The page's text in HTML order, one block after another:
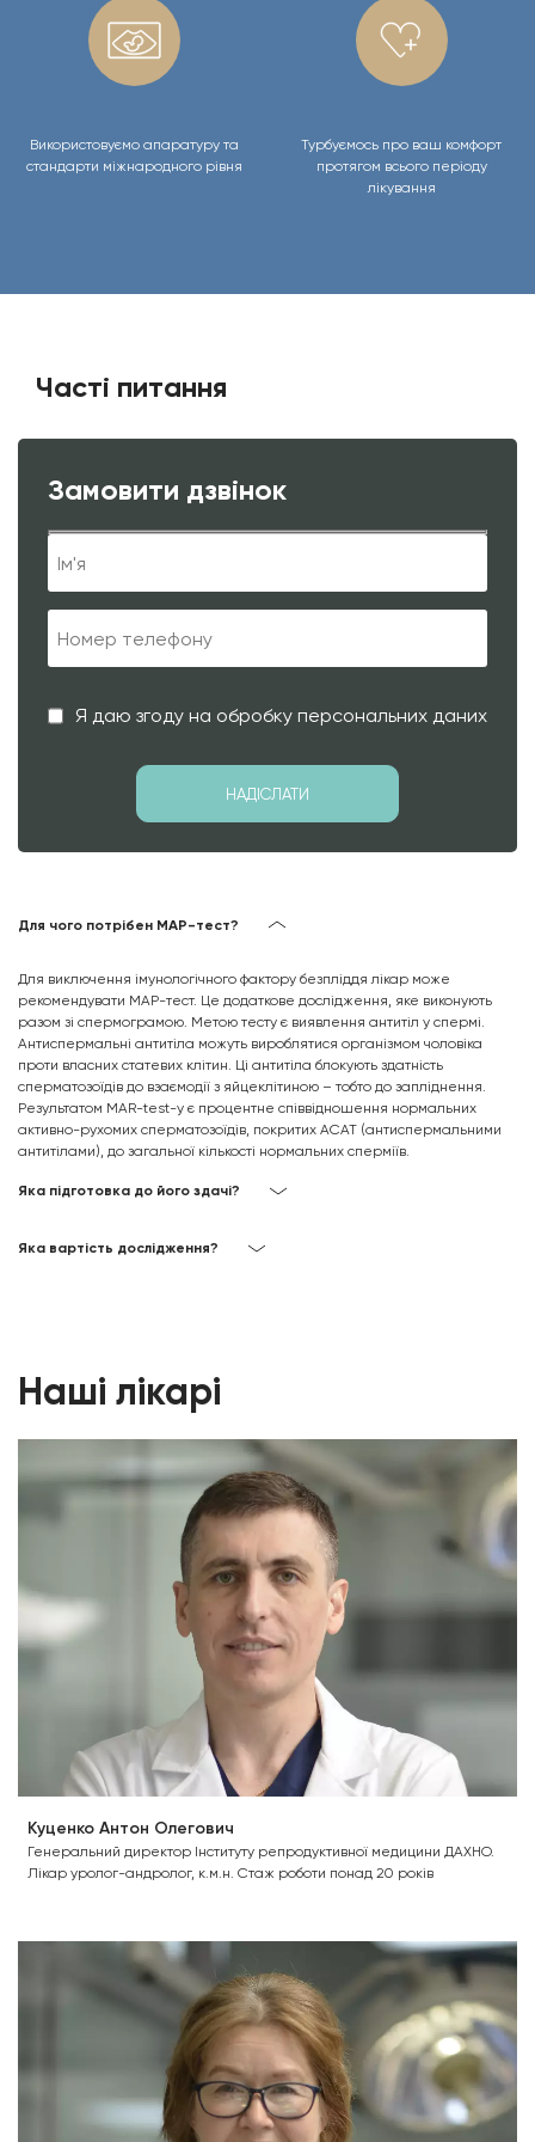
Використовуємо апаратуру та
стандарти міжнародного рівня
Турбуємось про ваш комфорт
протягом всього періоду
лікування
Часті питання
Замовити дзвінок
Я даю згоду на обробку персональних даних
Для чого потрібен МАР-тест?
Для виключення імунологічного фактору безпліддя лікар може
рекомендувати МАР-тест. Це додаткове дослідження, яке виконують
разом зі спермограмою. Метою тесту є виявлення антитіл у спермі.
Антиспермальні антитіла можуть вироблятися організмом чоловіка
проти власних статевих клітин. Ці антитіла блокують здатність
сперматозоїдів до взаємодії з яйцеклітиною – тобто до запліднення.
Результатом MAR-test-у є процентне співвідношення нормальних
активно-рухомих сперматозоїдів, покритих АСАТ (антиспермальними
антитілами), до загальної кількості нормальних сперміїв.
Яка підготовка до його здачі?
Яка вартість дослідження?
Наші лікарі
Куценко Антон Олегович
Генеральний директор Інституту репродуктивної медицини ДАХНО.
Лікар уролог-андролог, к.м.н. Стаж роботи понад 20 років